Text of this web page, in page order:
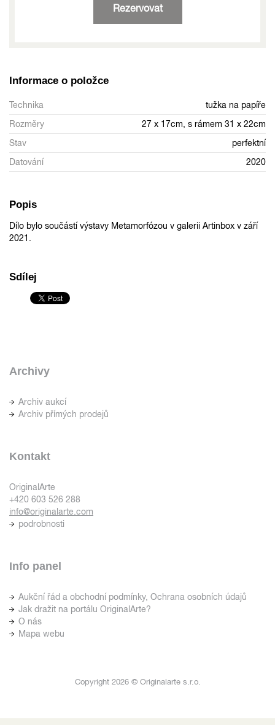
Rezervovat
Informace o položce
Technika
tužka na papíře
Rozměry
27 x 17cm, s rámem 31 x 22cm
Stav
perfektní
Datování
2020
Popis
Dílo bylo součástí výstavy Metamorfózou v galerii Artinbox v září
2021.
Sdílej
Archivy
Archiv aukcí
Archiv přímých prodejů
Kontakt
OriginalArte
+420 603 526 288
info@originalarte.com
podrobnosti
Info panel
Aukční řád a obchodní podmínky, Ochrana osobních údajů
Jak dražit na portálu OriginalArte?
O nás
Mapa webu
Copyright 2026 © Originalarte s.r.o.